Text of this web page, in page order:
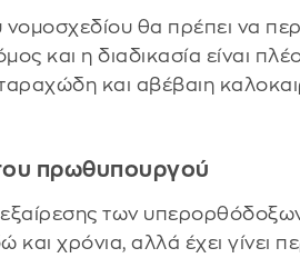
νομοσχεδίου θα πρέπει να
και η διαδικασία είναι
και αβέβαιη
πρωθυπουργού
των
και χρόνια, αλλά έχει γίνει